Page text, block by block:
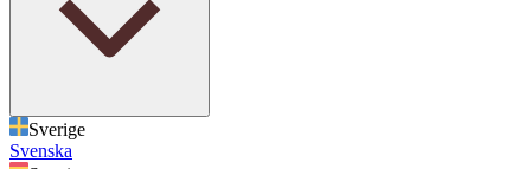
Sverige
Svenska